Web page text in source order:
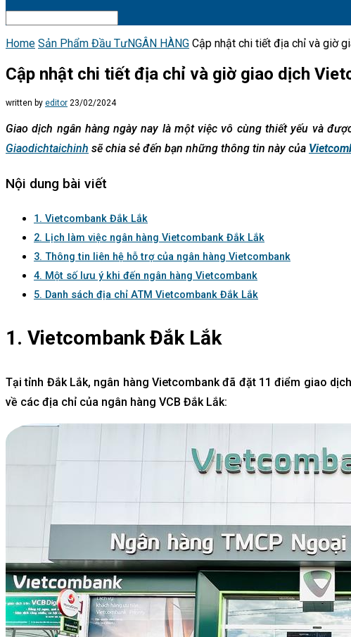
Home Sản Phẩm Đầu TưNGÂN HÀNG Cập nhật chi tiết địa chỉ và giờ
Cập nhật chi tiết địa chỉ và giờ giao dịch
written by editor 23/02/2024
Giao dịch ngân hàng ngày nay là một việc vô cùng thiết yếu và
Giaodichtaichinh sẽ chia sẻ đến bạn những thông tin này của
Nội dung bài viết
1. Vietcombank Đắk Lắk
2. Lịch làm việc ngân hàng Vietcombank Đắk Lắk
3. Thông tin liên hệ hỗ trợ của ngân hàng Vietcombank
4. Một số lưu ý khi đến ngân hàng Vietcombank
5. Danh sách địa chỉ ATM Vietcombank Đắk Lắk
1. Vietcombank Đắk Lắk
Tại tỉnh Đắk Lắk, ngân hàng Vietcombank đã đặt 11 điểm giao
về các địa chỉ của ngân hàng VCB Đắk Lắk: